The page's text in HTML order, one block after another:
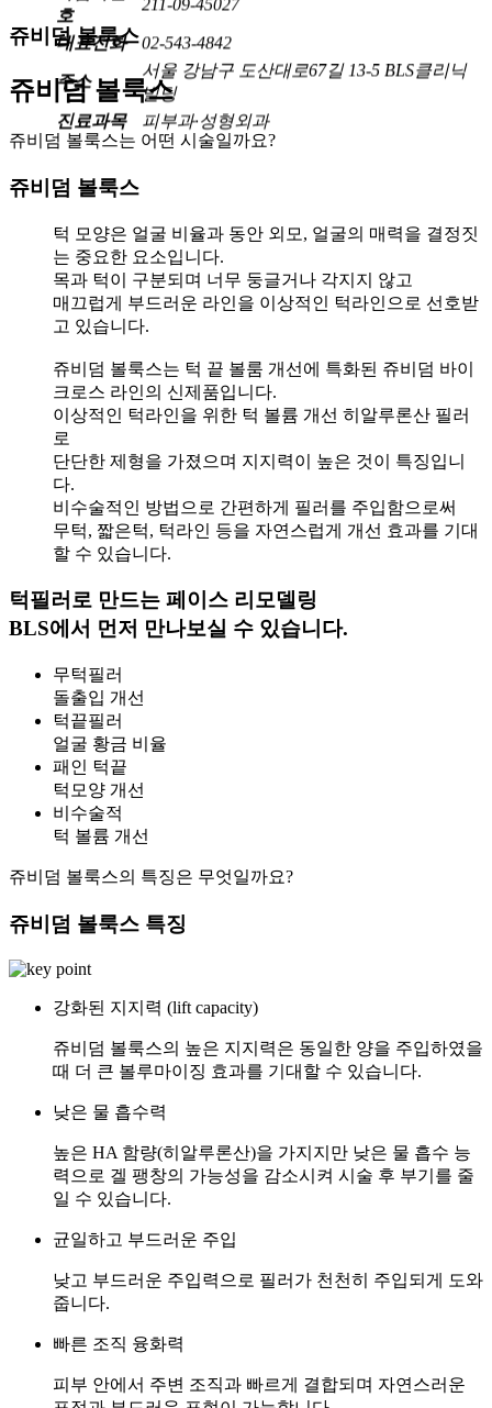
쥬비덤 볼룩스
쥬비덤 볼룩스
쥬비덤 볼룩스는 어떤 시술일까요?
쥬비덤 볼룩스
턱 모양은 얼굴 비율과 동안 외모, 얼굴의 매력을 결정짓
는 중요한 요소입니다.
목과 턱이 구분되며 너무 둥글거나 각지지 않고
매끄럽게 부드러운 라인을 이상적인 턱라인으로 선호받
고 있습니다.
쥬비덤 볼룩스는 턱 끝 볼룸 개선에 특화된 쥬비덤 바이
크로스 라인의 신제품입니다.
이상적인 턱라인을 위한 턱 볼륨 개선 히알루론산 필러
로
단단한 제형을 가졌으며 지지력이 높은 것이 특징입니
다.
비수술적인 방법으로 간편하게 필러를 주입함으로써
무턱, 짧은턱, 턱라인 등을 자연스럽게 개선 효과를 기대
할 수 있습니다.
턱필러로 만드는 페이스 리모델링
BLS에서 먼저 만나보실 수 있습니다.
무턱필러
돌출입 개선
턱끝필러
얼굴 황금 비율
패인 턱끝
턱모양 개선
비수술적
턱 볼륨 개선
쥬비덤 볼룩스의 특징은 무엇일까요?
쥬비덤 볼룩스 특징
강화된 지지력 (lift capacity)
쥬비덤 볼룩스의 높은 지지력은 동일한 양을 주입하였을
때 더 큰 볼루마이징 효과를 기대할 수 있습니다.
낮은 물 흡수력
높은 HA 함량(히알루론산)을 가지지만 낮은 물 흡수 능
력으로 겔 팽창의 가능성을 감소시켜 시술 후 부기를 줄
일 수 있습니다.
균일하고 부드러운 주입
낮고 부드러운 주입력으로 필러가 천천히 주입되게 도와
줍니다.
빠른 조직 융화력
피부 안에서 주변 조직과 빠르게 결합되며 자연스러운
대표전화 02-543-4842
주소
서울 강남구 도산대로67길 13-5 BLS클리닉
빌딩
진료과목
피부과·성형외과